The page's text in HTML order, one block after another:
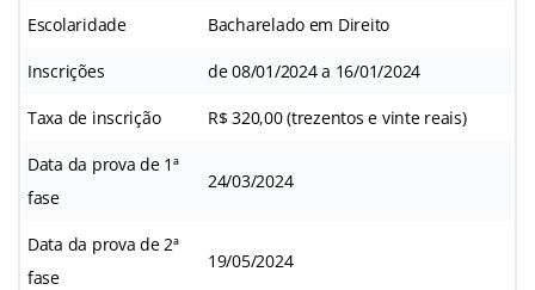
Escolaridade Bacharelado em Direito
Inscrições de 08/01/2024 a 16/01/2024
Taxa de inscrição R$ 320,00 (trezentos e vinte reais)
Data da prova de 1ª
fase
24/03/2024
Data da prova de 2ª
fase
19/05/2024